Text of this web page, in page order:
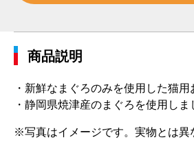
商品説明
・新鮮なまぐろのみを使用した猫用
・静岡県焼津産のまぐろを使用しま
※写真はイメージです。実物とは異